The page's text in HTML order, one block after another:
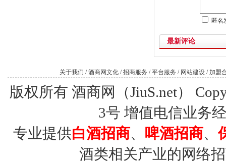
匿
最新评论
关于我们 /酒商网文化 /招商服务 /平台服务 / 网站建设 /加盟
版权所有 酒商网（JiuS.net）
3号 增值电信业务
专业提供白酒招商、 啤酒招商、
酒类相关产业的网络